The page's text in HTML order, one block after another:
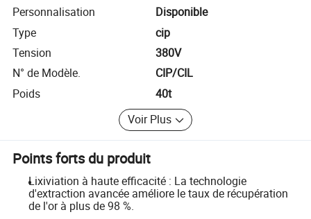
Personnalisation
Disponible
Type
cip
Tension
380V
N° de Modèle.
CIP/CIL
Poids
40t
Voir Plus
Points forts du produit
Lixiviation à haute efficacité : La technologie
d'extraction avancée améliore le taux de récupération
de l'or à plus de 98 %.